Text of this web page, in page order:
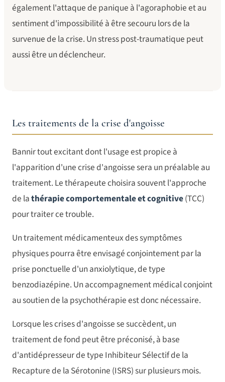
également l'attaque de panique à l'agoraphobie et au
sentiment d'impossibilité à être secouru lors de la
survenue de la crise. Un stress post-traumatique peut
aussi être un déclencheur.
Les traitements de la crise d'angoisse
Bannir tout excitant dont l'usage est propice à
l'apparition d'une crise d'angoisse sera un préalable au
traitement. Le thérapeute choisira souvent l'approche
de lathérapie comportementale et cognitive(TCC)
pour traiter ce trouble.
Un traitement médicamenteux des symptômes
physiques pourra être envisagé conjointement par la
prise ponctuelle d'un anxiolytique, de type
benzodiazépine. Un accompagnement médical conjoint
au soutien de la psychothérapie est donc nécessaire.
Lorsque les crises d'angoisse se succèdent, un
traitement de fond peut être préconisé, à base
d'antidépresseur de type Inhibiteur Sélectif de la
Recapture de la Sérotonine (ISRS) sur plusieurs mois.